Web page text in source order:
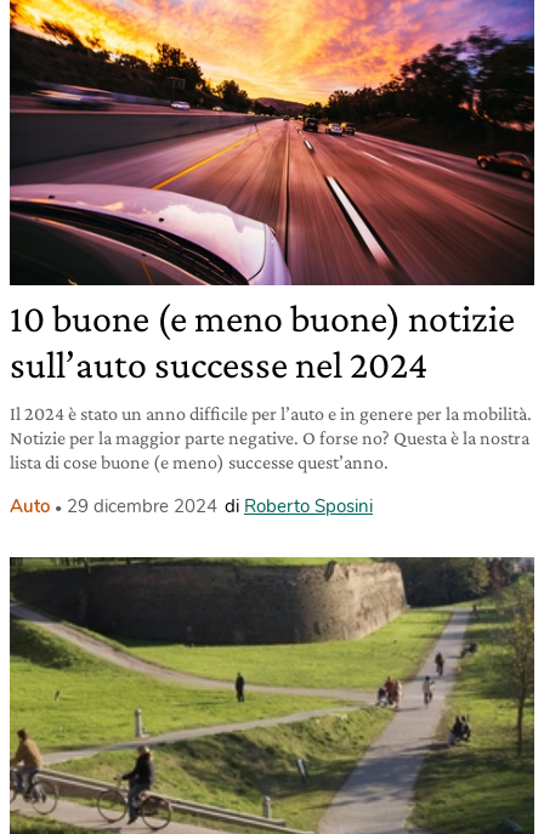
10 buone (e meno buone) notizie
sull’auto successe nel 2024
Il 2024 è stato un anno difficile per l’auto e in genere per la mobilità.
Notizie per la maggior parte negative. O forse no? Questa è la nostra
lista di cose buone (e meno) successe quest’anno.
Auto 29 dicembre 2024 di Roberto Sposini